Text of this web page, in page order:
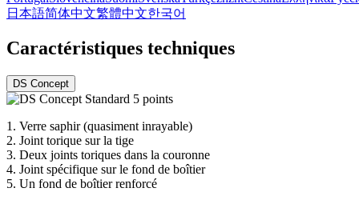
日本語简体中文繁體中文한국어
Caractéristiques techniques
DS Concept
1. Verre saphir (quasiment inrayable)
2. Joint torique sur la tige
3. Deux joints toriques dans la couronne
4. Joint spécifique sur le fond de boîtier
5. Un fond de boîtier renforcé